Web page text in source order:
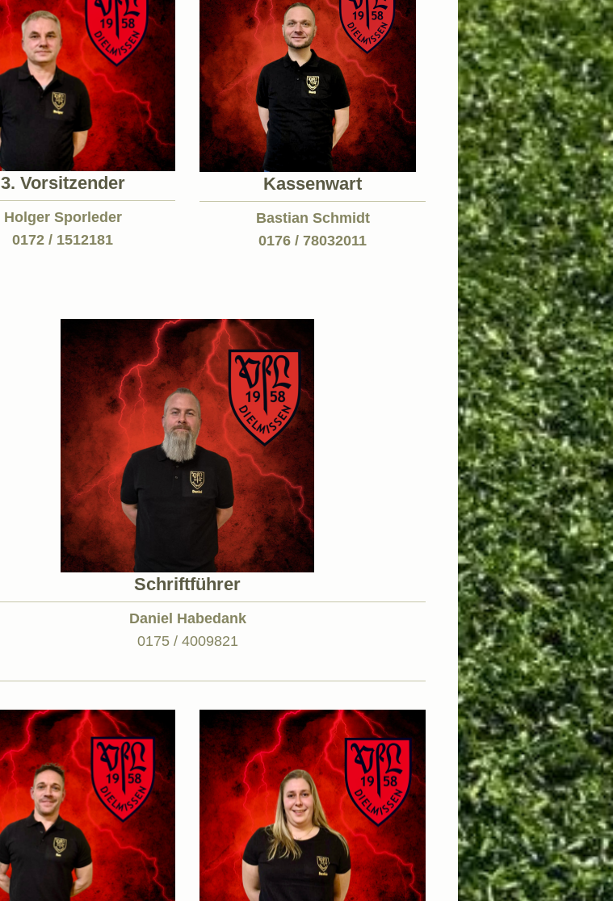
3. Vorsitzender
Holger Sporleder
0172 / 1512181
Kassenwart
Bastian Schmidt
0176 / 78032011
Schriftführer
Daniel Habedank
0175 / 4009821